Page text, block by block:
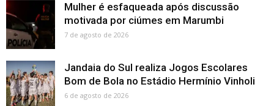
Mulher é esfaqueada após discussão
motivada por ciúmes em Marumbi
7 de agosto de 2026
Jandaia do Sul realiza Jogos Escolares
Bom de Bola no Estádio Hermínio Vinholi
6 de agosto de 2026